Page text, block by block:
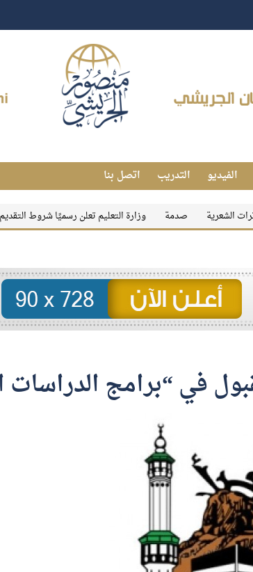
الفيديو التدريب اتصل بنا
وزارة التعليم تعلن رسميًا شروط التقديم على صدمة
في “برامج الدراسات